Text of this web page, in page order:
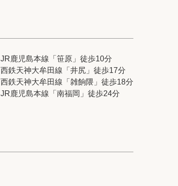
modern classについて
会社概要
クッキーポリシー
JR鹿児島本線「笹原」徒歩10分
西鉄天神大牟田線「井尻」徒歩17分
西鉄天神大牟田線「雑餉隈」徒歩18分
JR鹿児島本線「南福岡」徒歩24分